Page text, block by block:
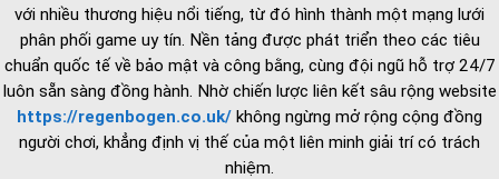
với nhiều thương hiệu nổi tiếng, từ đó hình thành một mạng lưới
phân phối game uy tín. Nền tảng được phát triển theo các tiêu
chuẩn quốc tế về bảo mật và công bằng, cùng đội ngũ hỗ trợ 24/7
luôn sẵn sàng đồng hành. Nhờ chiến lược liên kết sâu rộng website
https://regenbogen.co.uk/ không ngừng mở rộng cộng đồng
người chơi, khẳng định vị thế của một liên minh giải trí có trách
nhiệm.